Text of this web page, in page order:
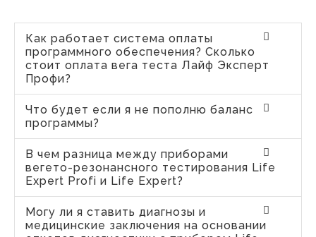
Как работает система оплаты
программного обеспечения? Сколько
стоит оплата вега теста Лайф Эксперт
Профи?
Что будет если я не пополню баланс
программы?
В чем разница между приборами
вегето-резонансного тестирования Life
Expert Profi и Life Expert?
Могу ли я ставить диагнозы и
медицинские заключения на основании